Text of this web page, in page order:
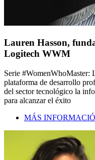
Lauren Hasson,
Logitech WWM
Serie #WomenWhoMaster:
plataforma de desarrollo
del sector tecnológico la
para alcanzar el éxito
MÁS